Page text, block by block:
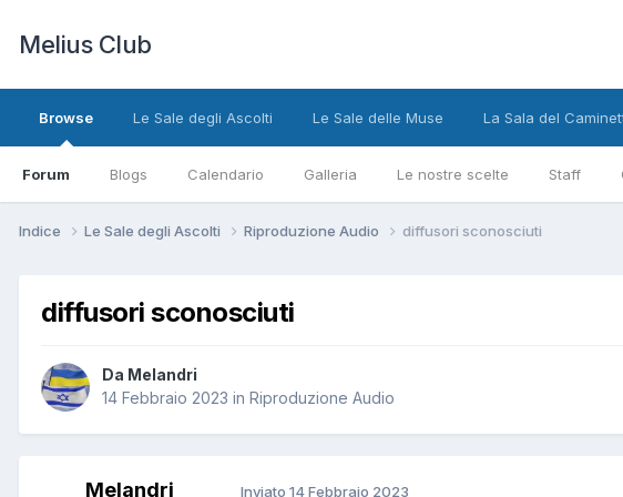
Melius Club
Browse
Forum Blogs Calendario Galleria Le nostre scelte Staff
Le Sale degli Ascolti Le Sale delle Muse La Sala del
Indice Le Sale degli Ascolti Riproduzione Audio diffusori sconosciuti
diffusori sconosciuti
Da Melandri
14 Febbraio 2023 in Riproduzione Audio
Melandri Inviato 14 Febbraio 2023